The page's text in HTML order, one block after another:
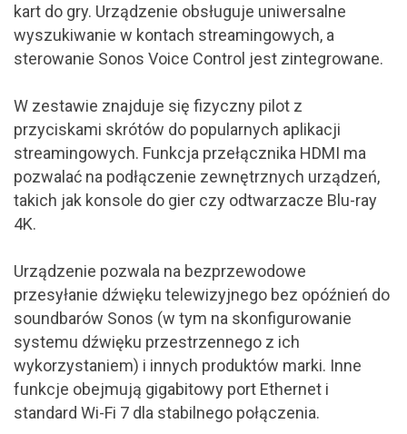
kart do gry. Urządzenie obsługuje uniwersalne
wyszukiwanie w kontach streamingowych, a
sterowanie Sonos Voice Control jest zintegrowane.
W zestawie znajduje się fizyczny pilot z
przyciskami skrótów do popularnych aplikacji
streamingowych. Funkcja przełącznika HDMI ma
pozwalać na podłączenie zewnętrznych urządzeń,
takich jak konsole do gier czy odtwarzacze Blu-ray
4K.
Urządzenie pozwala na bezprzewodowe
przesyłanie dźwięku telewizyjnego bez opóźnień do
soundbarów Sonos (w tym na skonfigurowanie
systemu dźwięku przestrzennego z ich
wykorzystaniem) i innych produktów marki. Inne
funkcje obejmują gigabitowy port Ethernet i
standard Wi-Fi 7 dla stabilnego połączenia.